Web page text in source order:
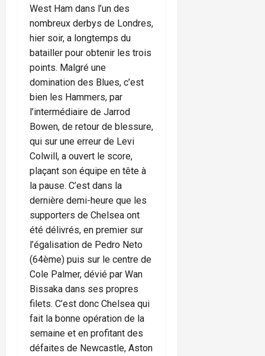
West Ham dans l’un des
nombreux derbys de Londres,
hier soir, a longtemps du
batailler pour obtenir les trois
points. Malgré une
domination des Blues, c’est
bien les Hammers, par
l’intermédiaire de Jarrod
Bowen, de retour de blessure,
qui sur une erreur de Levi
Colwill, a ouvert le score,
plaçant son équipe en tête à
la pause. C’est dans la
dernière demi-heure que les
supporters de Chelsea ont
été délivrés, en premier sur
l’égalisation de Pedro Neto
(64ème) puis sur le centre de
Cole Palmer, dévié par Wan
Bissaka dans ses propres
filets. C’est donc Chelsea qui
fait la bonne opération de la
semaine et en profitant des
défaites de Newcastle, Aston